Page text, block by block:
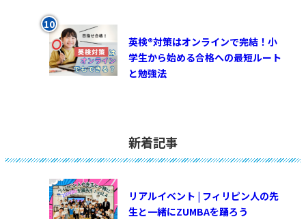
英検®対策はオンラインで完結！小
学生から始める合格への最短ルート
と勉強法
新着記事
リアルイベント | フィリピン人の先
生と一緒にZUMBAを踊ろう